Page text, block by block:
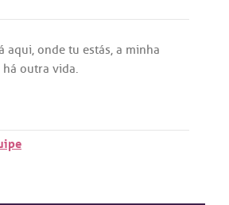
aqui, onde tu estás, a minha
há outra vida.